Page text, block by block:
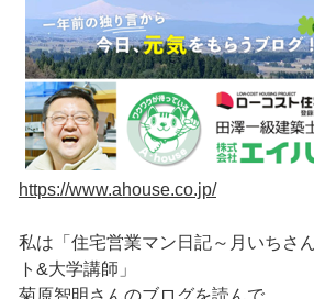
https://www.ahouse.co.jp/
私は「住宅営業マン日記～月いちさ
ト&大学講師」
菊原智明さんのブログを読んで